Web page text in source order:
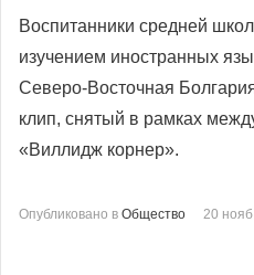
Воспитанники средней
изучением иностранных
Северо-Восточная
клип, снятый в рамках
«Виллидж корнер».
Опубликовано в Общество 20